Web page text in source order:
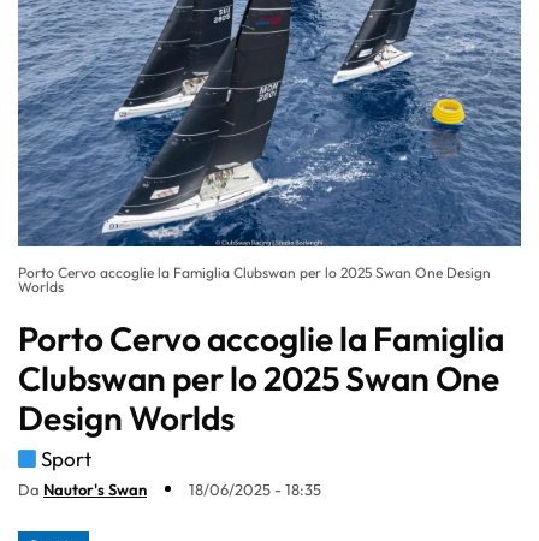
Porto Cervo accoglie la Famiglia Clubswan per lo 2025 Swan One Design
Worlds
Porto Cervo accoglie la Famiglia
Clubswan per lo 2025 Swan One
Design Worlds
Sport
Da Nautor's Swan 18/06/2025 - 18:35